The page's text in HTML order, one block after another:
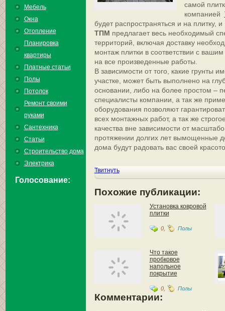
Мебель
Окна
Отопление
Планировка
квартиры
Платные статьи
Полы
Потолок
Ремонт своими
руками
Сантехника
Статьи
Строительство дома
Электрика
Голосование:
самой
компанией
будет распространяться и на плитку,
ТПМ предлагает весь необходимый
территорий, включая доставку
монтаж плитки в соответствии с
на все произведенные работы.
В зависимости от того, какие грунты
участке, может быть выполнено на
основании, либо на более простом –
специалисты компании, а так же
оборудования позволяют
всех монтажных работ, а так же
качества вне зависимости от
протяжении долгих лет вымощенные
дома будут радовать вас своей
Твитнуть
Похожие публикации:
Установка ковровой
плитки
0, Полы
Что такое
пробковое
напольное
покрытие
0, Полы
Комментарии: